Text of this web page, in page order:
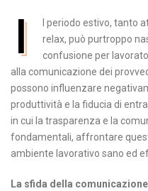
I
l periodo estivo, tanto
relax, può purtroppo
confusione per
alla comunicazione dei
possono influenzare
produttività e la fiducia di
in cui la trasparenza e la
fondamentali, affrontare
ambiente lavorativo sano ed
La sfida della